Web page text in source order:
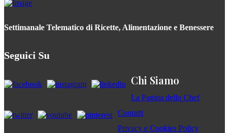
Settimanale Telematico di Ricette, Alimentazione e Benessere
Seguici Su
Chi Siamo
La Pagina dello Chef
Contatti
Privacy e Cookies Policy